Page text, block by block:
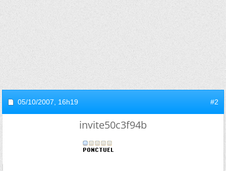
05/10/2007, 16h19 #2
invite50c3f94b